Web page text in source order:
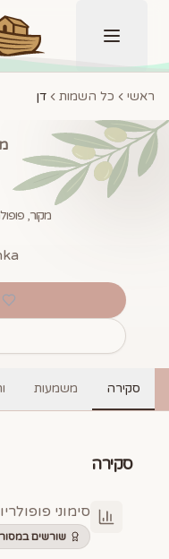
תפריט
ראשי כל השמות דן
מקור,
סקירה משמעות
סקירה
סימוני
שורשים